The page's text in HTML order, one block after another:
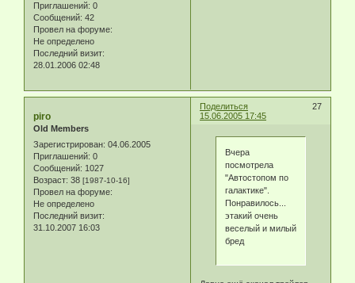
Приглашений: 0
Сообщений: 42
Провел на форуме:
Не определено
Последний визит:
28.01.2006 02:48
Поделиться
27
15.06.2005 17:45
piro
Old Members
Зарегистрирован: 04.06.2005
Приглашений: 0
Сообщений: 1027
Возраст: 38 [1987-10-16]
Провел на форуме:
Не определено
Последний визит:
31.10.2007 16:03
Вчера
посмотрела
"Автостопом по
галактике".
Понравилось...
этакий очень
веселый и милый
бред